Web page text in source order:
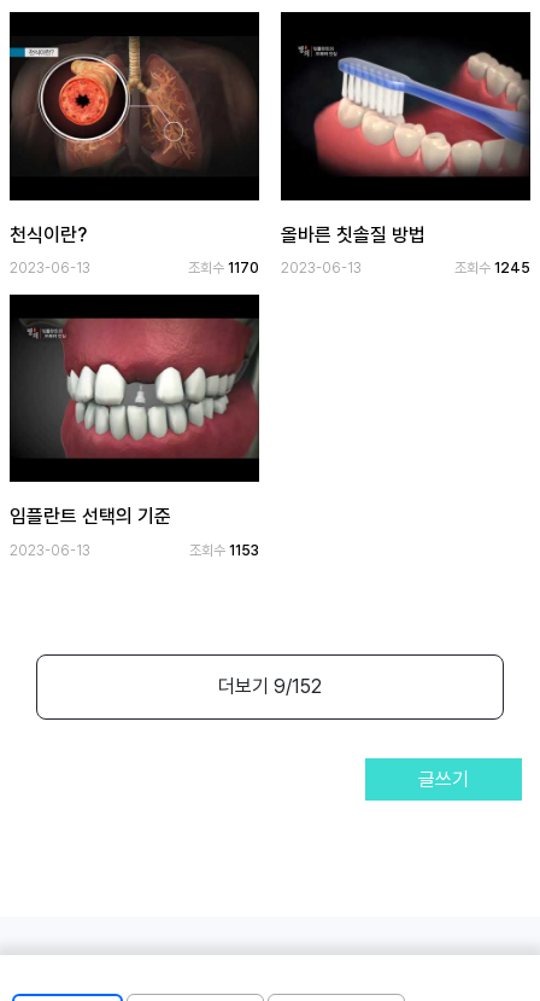
로
그
인
하
기
(current)
천식이란?
2023-06-13 조회수1170
올바른 칫솔질 방법
2023-06-13 조회수 1245
임플란트 선택의 기준
2023-06-13 조회수1153
더보기 9/152
글쓰기